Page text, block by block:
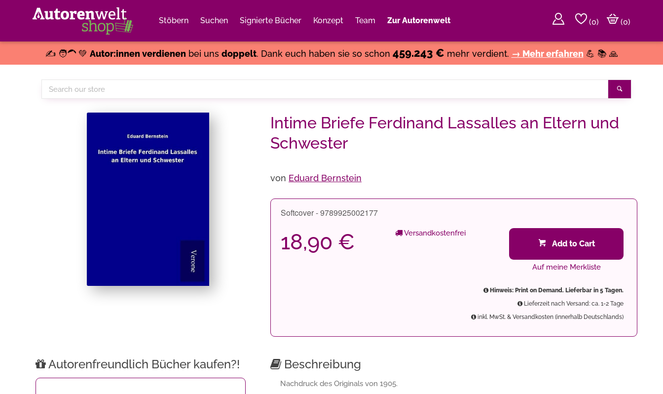
Stöbern Suchen Signierte Bücher Konzept Team Zur Autorenwelt (0)
(0)
✍️ 🧑‍🦱 💚 Autor:innen verdienenbei uns doppelt. Dank euch haben sie so schon 459.243 € mehr verdient. → Mehr erfahren 💪 📚 🙏
Search
our
Intime Briefe Ferdinand Lassalles an Eltern und
Schwester
von Eduard Bernstein
Softcover - 9789925002177
18,90 € Versandkostenfrei
Add to Cart
Auf meine Merkliste
Hinweis: Print on Demand. Lieferbar in 5 Tagen.
Lieferzeit nach Versand: ca. 1-2 Tage
inkl. MwSt. & Versandkosten (innerhalb Deutschlands)
Autorenfreundlich Bücher kaufen?! Beschreibung
Nachdruck des Originals von 1905.